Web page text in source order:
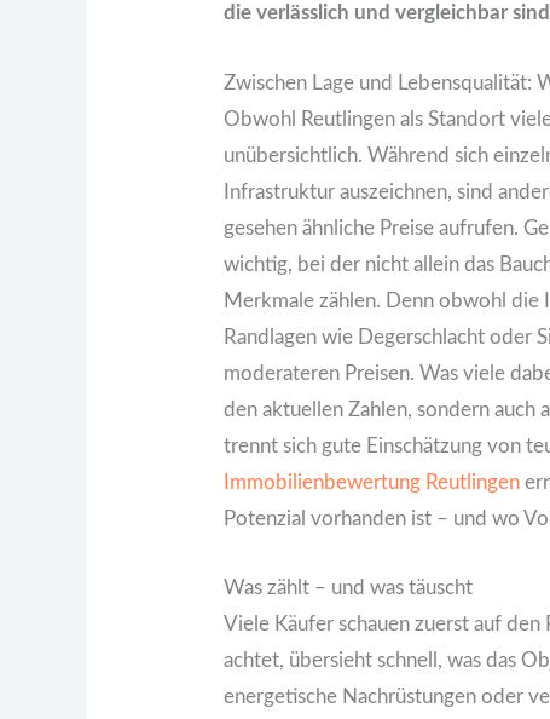
die verlässlich und vergleichbar
Zwischen Lage und Lebensqualität:
Obwohl Reutlingen als Standort
unübersichtlich. Während sich
Infrastruktur auszeichnen, sind
gesehen ähnliche Preise aufrufen.
wichtig, bei der nicht allein das
Merkmale zählen. Denn obwohl
Randlagen wie Degerschlacht oder
moderateren Preisen. Was viele
den aktuellen Zahlen, sondern auch
trennt sich gute Einschätzung von
Immobilienbewertung Reutlingen
Potenzial vorhanden ist – und wo
Was zählt – und was täuscht
Viele Käufer schauen zuerst auf
achtet, übersieht schnell, was das
energetische Nachrüstungen oder